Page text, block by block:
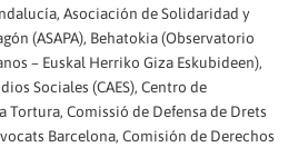
Asociación de Solidaridad y
(ASAPA), Behatokia (Observatorio
– Euskal Herriko Giza Eskubideen),
Sociales (CAES), Centro de
Comissió de Defensa de Drets
Barcelona, Comisión de Derechos